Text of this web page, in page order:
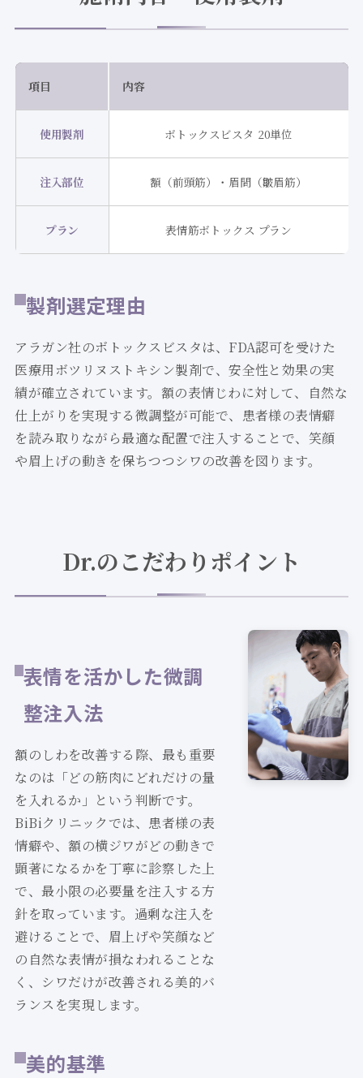
項目 内容
使用製剤 ボトックスビスタ 20単位
注入部位 額（前頭筋）・眉間（皺眉筋）
プラン 表情筋ボトックス プラン
製剤選定理由
アラガン社のボトックスビスタは、FDA認可を受けた
医療用ボツリヌストキシン製剤で、安全性と効果の実
績が確立されています。額の表情じわに対して、自然な
仕上がりを実現する微調整が可能で、患者様の表情癖
を読み取りながら最適な配置で注入することで、笑顔
や眉上げの動きを保ちつつシワの改善を図ります。
Dr.のこだわりポイント
表情を活かした微調
整注入法
額のしわを改善する際、最も重要
なのは「どの筋肉にどれだけの量
を入れるか」という判断です。
BiBiクリニックでは、患者様の表
情癖や、額の横ジワがどの動きで
顕著になるかを丁寧に診察した上
で、最小限の必要量を注入する方
針を取っています。過剰な注入を
避けることで、眉上げや笑顔など
の自然な表情が損なわれることな
く、シワだけが改善される美的バ
ランスを実現します。
美的基準